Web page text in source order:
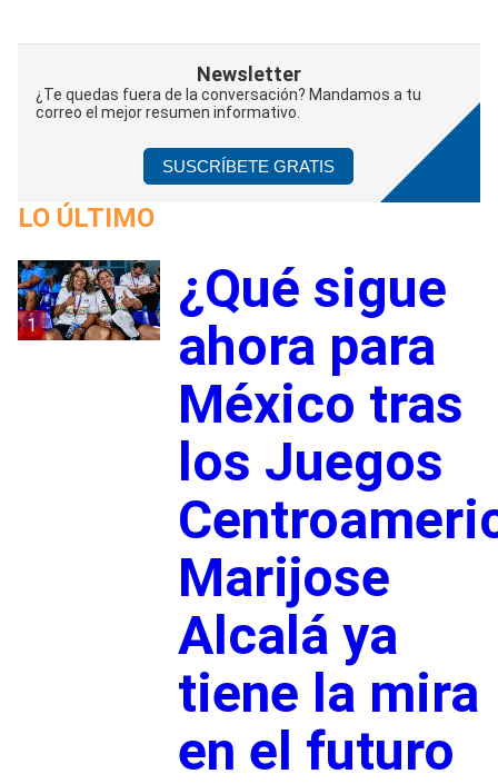
Newsletter
¿Te quedas fuera de la conversación? Mandamos a tu
correo el mejor resumen informativo.
SUSCRÍBETE GRATIS
LO ÚLTIMO
1
¿Qué sigue
ahora para
México tras
los Juegos
Marijose
Alcalá ya
tiene la mira
en el futuro